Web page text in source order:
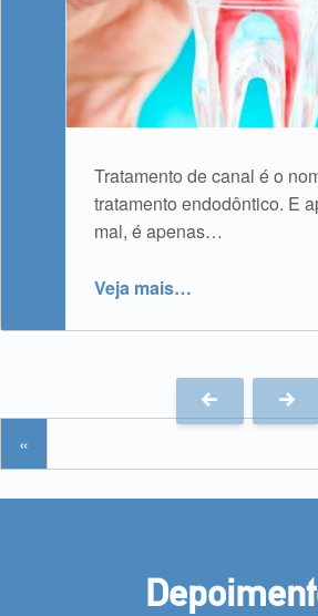
Tratamento de canal é o
tratamento endodôntico. E
mal, é apenas…
Veja mais…
«